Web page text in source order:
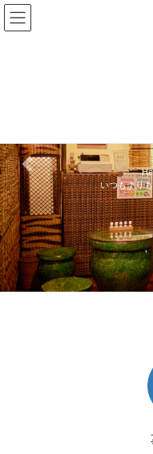
コ
ン
ッ
プ
ナ
ビ
移
動
いつもより
Previous